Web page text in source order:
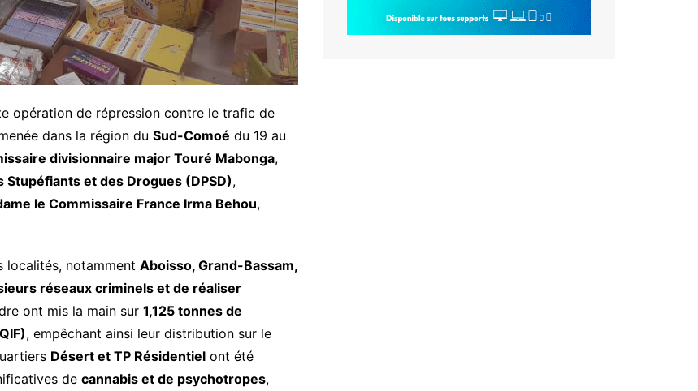
opération de répression contre le trafic de
dans la région du Sud-Comoé du 19 au
divisionnaire major Touré Mabonga,
Stupéfiants et des Drogues (DPSD),
le Commissaire France Irma Behou,
localités, notamment Aboisso, Grand-Bassam,
réseaux criminels et de réaliser
ont mis la main sur 1,125 tonnes de
, empêchant ainsi leur distribution sur le
Désert et TP Résidentiel ont été
de cannabis et de psychotropes,